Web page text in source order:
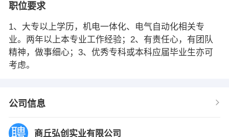
职位要求
1、大专以上学历，机电一体化、电气自动化相关专
业。两年以上本专业工作经验；2、有责任心，有团队
精神，做事细心；3、优秀专科或本科应届毕业生亦可
考虑。
公司信息
商丘弘创实业有限公司